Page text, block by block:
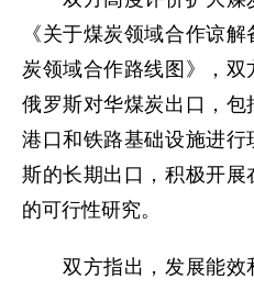
《关于煤炭领域合作谅
炭领域合作路线图》，
俄罗斯对华煤炭出口，
港口和铁路基础设施进
斯的长期出口，积极开展
的可行性研究。
双方指出，发展能效